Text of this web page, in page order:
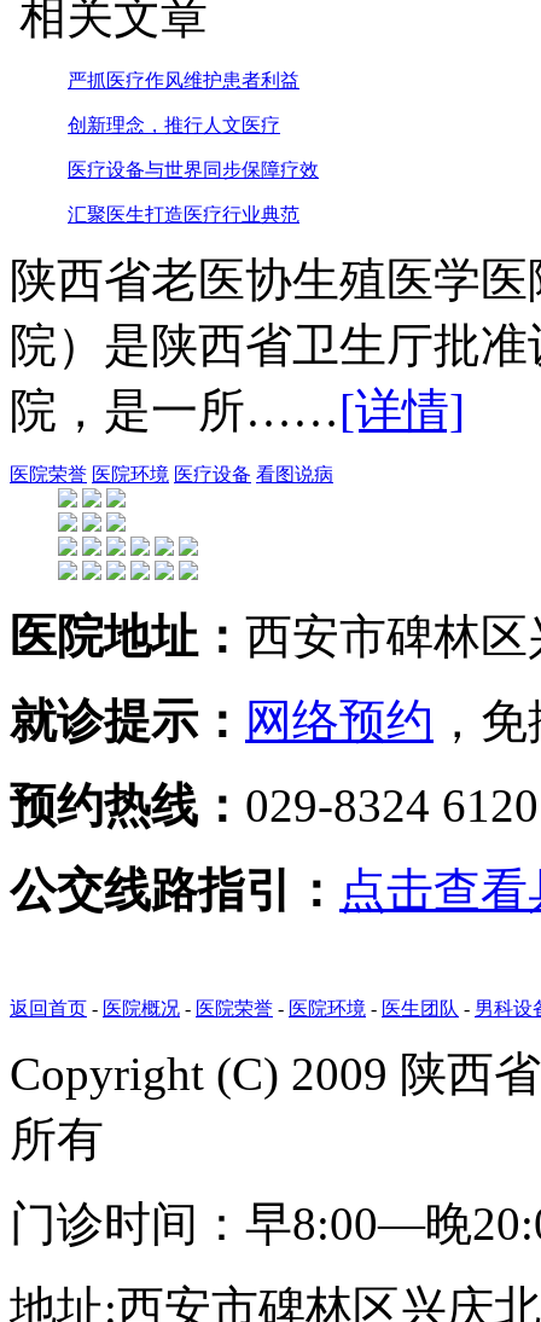
相关文章
严抓医疗作风维护患者利益
创新理念，推行人文医疗
医疗设备与世界同步保障疗效
汇聚医生打造医疗行业典范
陕西省老医协生殖医学
院）是陕西省卫生厅批
院，是一所……[详情]
医院荣誉 医院环境 医疗设备 看图说病
医院地址： 西安市碑林区
就诊提示： 网络预约 ，
预约热线： 029-8324
公交线路指引： 点击查
返回首页 - 医院概况 - 医院荣誉 - 医院环境 - 医生团队 - 男科设
Copyright (C) 2009 陕西
所有
门诊时间：早8:00—晚
地址:西安市碑林区兴庆